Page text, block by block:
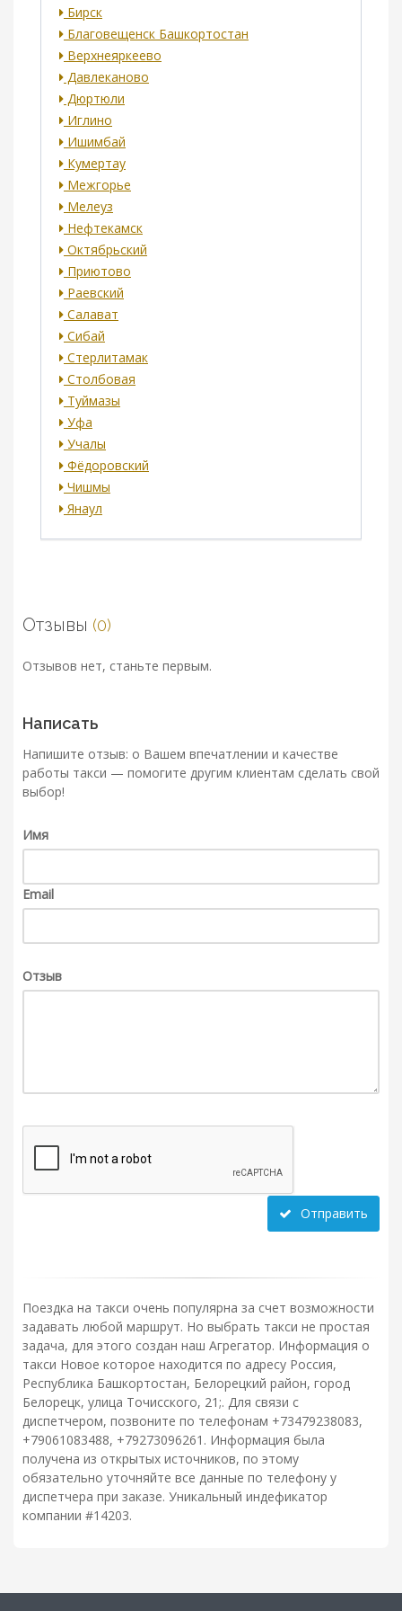
Бирск
Благовещенск Башкортостан
Верхнеяркеево
Давлеканово
Дюртюли
Иглино
Ишимбай
Кумертау
Межгорье
Мелеуз
Нефтекамск
Октябрьский
Приютово
Раевский
Салават
Сибай
Стерлитамак
Столбовая
Туймазы
Уфа
Учалы
Фёдоровский
Чишмы
Янаул
Отзывы (0)
Отзывов нет, станьте первым.
Написать
Напишите отзыв: о Вашем впечатлении и качестве
работы такси — помогите другим клиентам сделать свой
выбор!
Имя
Email
Отзыв
Отправить
Поездка на такси очень популярна за счет возможности
задавать любой маршрут. Но выбрать такси не простая
задача, для этого создан наш Агрегатор. Информация о
такси Новое которое находится по адресу Россия,
Республика Башкортостан, Белорецкий район, город
Белорецк, улица Точисского, 21;. Для связи с
диспетчером, позвоните по телефонам +73479238083,
+79061083488, +79273096261. Информация была
получена из открытых источников, по этому
обязательно уточняйте все данные по телефону у
диспетчера при заказе. Уникальный индефикатор
компании #14203.